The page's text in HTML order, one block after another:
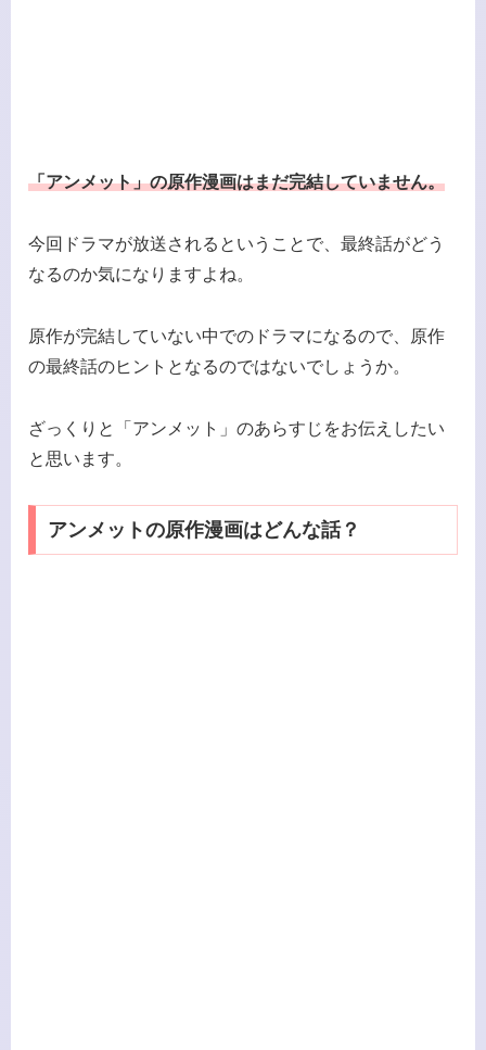
「アンメット」の原作漫画はまだ完結していません。
今回ドラマが放送されるということで、最終話がどう
なるのか気になりますよね。
原作が完結していない中でのドラマになるので、原作
の最終話のヒントとなるのではないでしょうか。
ざっくりと「アンメット」のあらすじをお伝えしたい
と思います。
アンメットの原作漫画はどんな話？